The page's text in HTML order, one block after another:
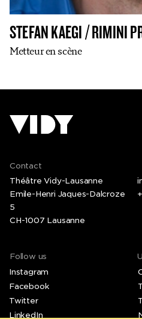
STEFAN KAEGI / RIMINI
Metteur en scène
Contact
Théâtre Vidy-Lausanne
Emile-Henri Jaques-Dalcroze
5
CH-1007 Lausanne
Follow us
Instagram
Facebook
Twitter
LinkedIn